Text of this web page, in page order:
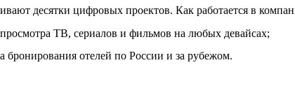
десятки цифровых проектов. Как работается в
ТВ, сериалов и фильмов на любых девайсах;
отелей по России и за рубежом.